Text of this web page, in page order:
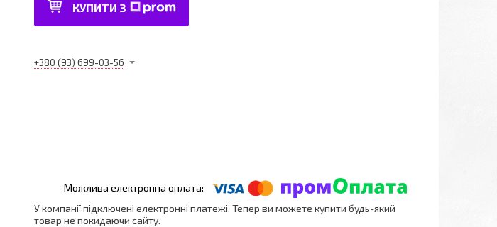
КУПИТИ З
+380 (93) 699-03-56
У компанії підключені електронні платежі. Тепер ви можете купити будь-який
товар не покидаючи сайту.